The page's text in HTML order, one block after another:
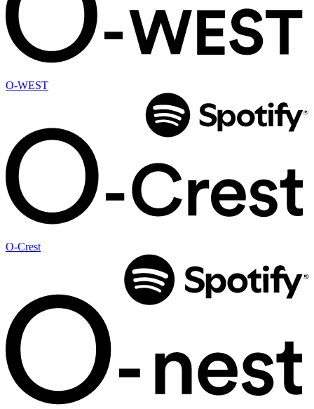
O-WEST
O-Crest